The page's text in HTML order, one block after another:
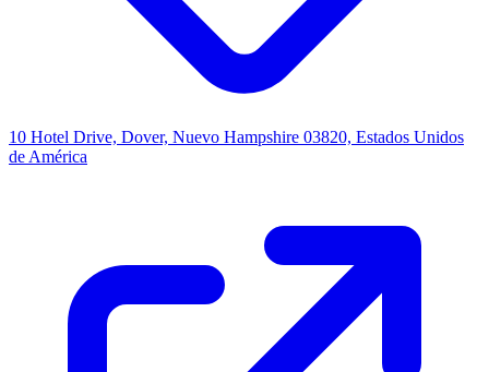
10 Hotel Drive, Dover, Nuevo Hampshire 03820, Estados Unidos
de América